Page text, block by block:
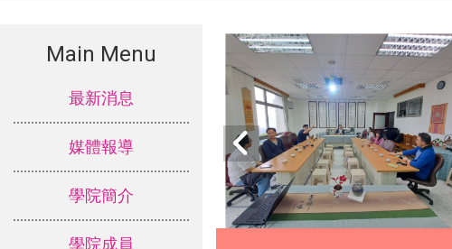
Main Menu
最新消息
媒體報導
學院簡介
學院成員